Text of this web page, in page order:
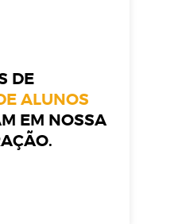
DE
ALUNOS
EM NOSSA